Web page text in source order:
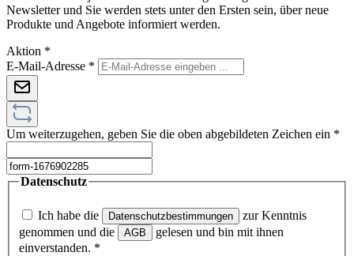
Newsletter und Sie werden stets unter den Ersten sein, über neue
Produkte und Angebote informiert werden.
Aktion *
E-Mail-Adresse *
Um weiterzugehen, geben Sie die oben abgebildeten Zeichen ein *
Datenschutz
Ich habe die Datenschutzbestimmungen
zur Kenntnis
genommen und die
AGB
gelesen und bin mit ihnen
einverstanden. *